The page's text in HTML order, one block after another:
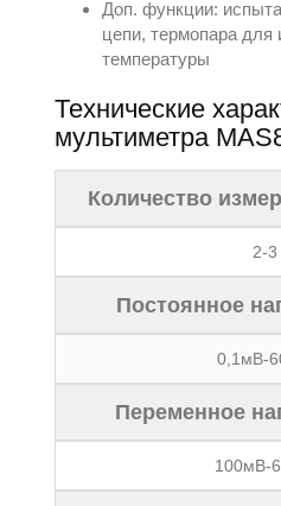
Доп. функции:
цепи, термопара для
температуры
Технические
мультиметра
Количество
2-3
Постоянное
0,1мВ-
Переменное
100мВ-